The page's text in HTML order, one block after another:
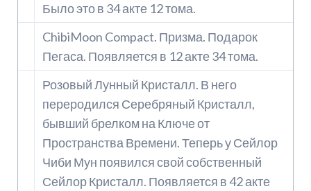
Было это в 34 акте 12 тома.
ChibiMoon Compact. Призма. Подарок
Пегаса. Появляется в 12 акте 34 тома.
Розовый Лунный Кристалл. В него
переродился Серебряный Кристалл,
бывший брелком на Ключе от
Пространства Времени. Теперь у Сейлор
Чиби Мун появился свой собственный
Сейлор Кристалл. Появляется в 42 акте